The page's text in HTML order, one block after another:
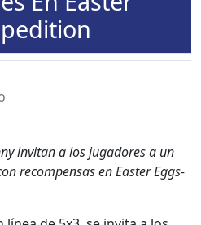
invi­tan a los jugadores a un
rec­om­pen­sas en East­er Eggs­